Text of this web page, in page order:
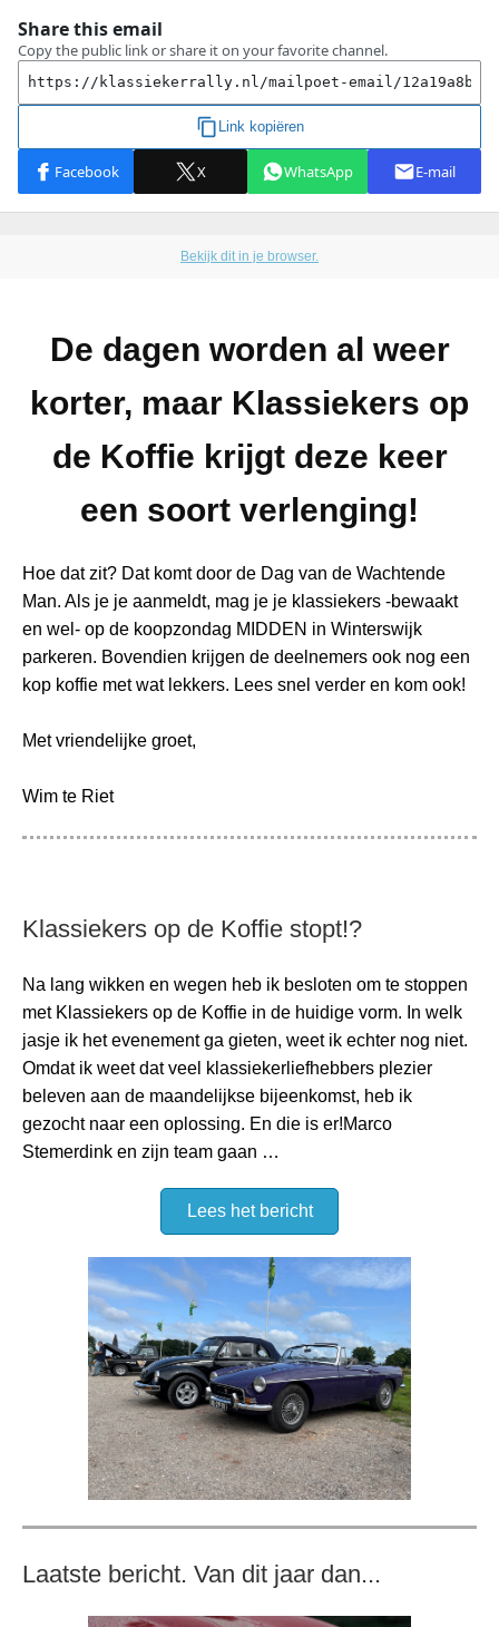
Bekijk dit in je browser.
De dagen worden al weer
korter, maar Klassiekers op
de Koffie krijgt deze keer
een soort verlenging!
Hoe dat zit? Dat komt door de Dag van de Wachtende
Man. Als je je aanmeldt, mag je je klassiekers -bewaakt
en wel- op de koopzondag MIDDEN in Winterswijk
parkeren. Bovendien krijgen de deelnemers ook nog een
kop koffie met wat lekkers. Lees snel verder en kom ook!
Met vriendelijke groet,
Wim te Riet
Klassiekers op de Koffie stopt!?
Na lang wikken en wegen heb ik besloten om te stoppen
met Klassiekers op de Koffie in de huidige vorm. In welk
jasje ik het evenement ga gieten, weet ik echter nog niet.
Omdat ik weet dat veel klassiekerliefhebbers plezier
beleven aan de maandelijkse bijeenkomst, heb ik
gezocht naar een oplossing. En die is er!Marco
Stemerdink en zijn team gaan …
Lees het bericht
Laatste bericht. Van dit jaar dan...